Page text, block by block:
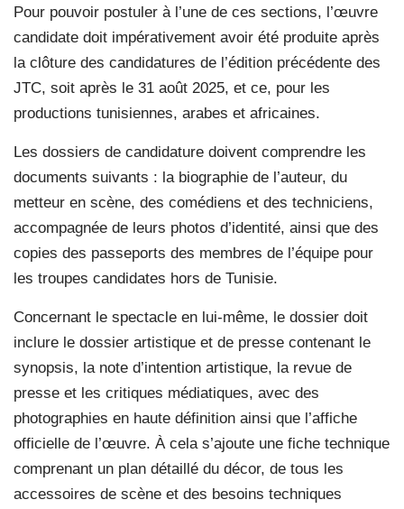
Pour pouvoir postuler à l’une de ces sections, l’œuvre
candidate doit impérativement avoir été produite après
la clôture des candidatures de l’édition précédente des
JTC, soit après le 31 août 2025, et ce, pour les
productions tunisiennes, arabes et africaines.
Les dossiers de candidature doivent comprendre les
documents suivants : la biographie de l’auteur, du
metteur en scène, des comédiens et des techniciens,
accompagnée de leurs photos d’identité, ainsi que des
copies des passeports des membres de l’équipe pour
les troupes candidates hors de Tunisie.
Concernant le spectacle en lui-même, le dossier doit
inclure le dossier artistique et de presse contenant le
synopsis, la note d’intention artistique, la revue de
presse et les critiques médiatiques, avec des
photographies en haute définition ainsi que l’affiche
officielle de l’œuvre. À cela s’ajoute une fiche technique
comprenant un plan détaillé du décor, de tous les
accessoires de scène et des besoins techniques